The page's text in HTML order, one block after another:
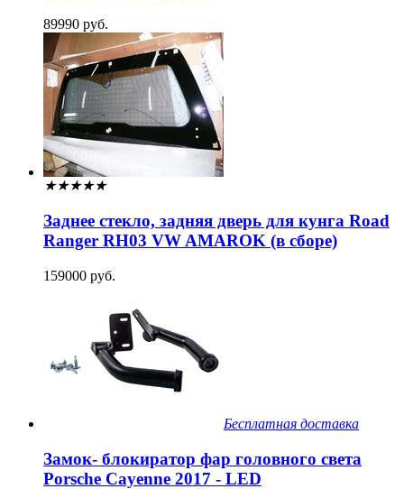
89990 руб.
★★★★★
Заднее стекло, задняя дверь для кунга Road
Ranger RH03 VW AMAROK (в сборе)
159000 руб.
Бесплатная доставка
Замок- блокиратор фар головного света
Porsche Cayenne 2017 - LED